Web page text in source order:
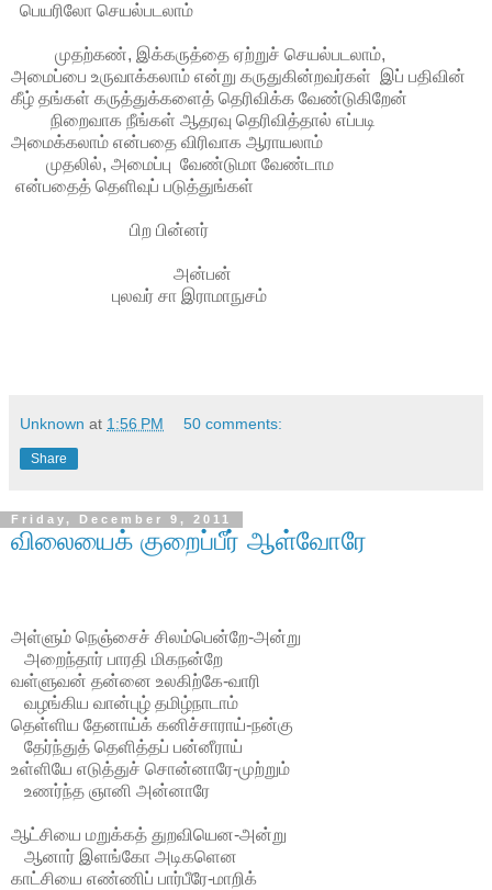
பெயரிலோ செயல்படலாம்
முதற்கண், இக்கருத்தை ஏற்றுச் செயல்படலாம்,
அமைப்பை உருவாக்கலாம் என்று கருதுகின்றவர்கள் இப் பதிவின்
கீழ் தங்கள் கருத்துக்களைத் தெரிவிக்க வேண்டுகிறேன்
நிறைவாக நீங்கள் ஆதரவு தெரிவித்தால் எப்படி
அமைக்கலாம் என்பதை விரிவாக ஆராயலாம்
முதலில், அமைப்பு வேண்டுமா வேண்டாம
என்பதைத் தெளிவுப் படுத்துங்கள்
பிற பின்னர்
அன்பன்
புலவர் சா இராமாநுசம்
Unknown at 1:56 PM 50 comments:
Share
Friday, December 9, 2011
விலையைக் குறைப்பீர் ஆள்வோரே
அள்ளும் நெஞ்சைச் சிலம்பென்றே-அன்று
அறைந்தார் பாரதி மிகநன்றே
வள்ளுவன் தன்னை உலகிற்கே-வாரி
வழங்கிய வான்புழ் தமிழ்நாடாம்
தெள்ளிய தேனாய்க் கனிச்சாராய்-நன்கு
தேர்ந்துத் தெளித்தப் பன்னீராய்
உள்ளியே எடுத்துச் சொன்னாரே-முற்றும்
உணர்ந்த ஞானி அன்னாரே
ஆட்சியை மறுக்கத் துறவியென-அன்று
ஆனார் இளங்கோ அடிகளென
காட்சியை எண்ணிப் பார்பீரே-மாறிக்